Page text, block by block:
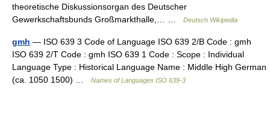
theoretische Diskussionsorgan des Deutscher
Gewerkschaftsbunds Großmarkthalle,… …
Deutsch Wikipedia
gmh — ISO 639 3 Code of Language ISO 639 2/B Code : gmh
ISO 639 2/T Code : gmh ISO 639 1 Code : Scope : Individual
Language Type : Historical Language Name : Middle High German
(ca. 1050 1500) …
Names of Languages ISO 639-3